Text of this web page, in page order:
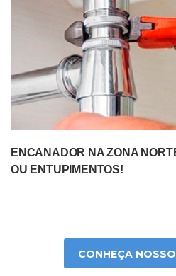
ENCANADOR NA ZONA
OU ENTUPIMENTOS!
CONHEÇA